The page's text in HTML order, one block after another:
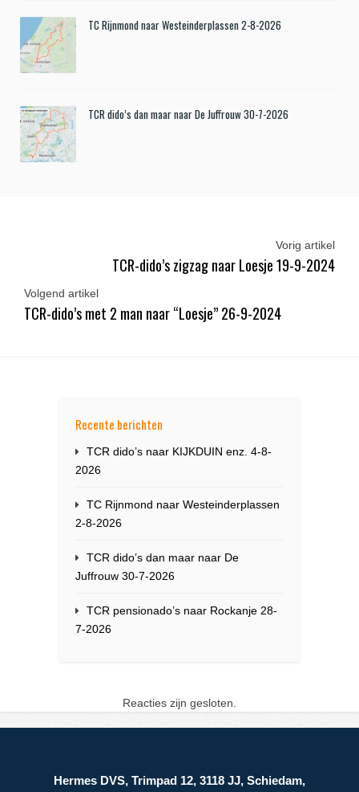
TC Rijnmond naar Westeinderplassen 2-8-2026
TCR dido’s dan maar naar De Juffrouw 30-7-2026
Vorig artikel
TCR-dido’s zigzag naar Loesje 19-9-2024
Volgend artikel
TCR-dido’s met 2 man naar “Loesje” 26-9-2024
Recente berichten
TCR dido’s naar KIJKDUIN enz. 4-8-
2026
TC Rijnmond naar Westeinderplassen
2-8-2026
TCR dido’s dan maar naar De
Juffrouw 30-7-2026
TCR pensionado’s naar Rockanje 28-
7-2026
Reacties zijn gesloten.
Hermes DVS, Trimpad 12, 3118 JJ, Schiedam,